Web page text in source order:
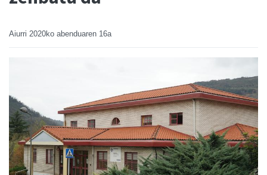
Aiurri 2020ko abenduaren 16a